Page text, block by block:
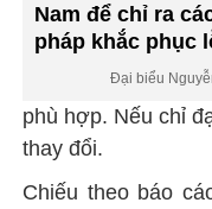
Nam để chỉ ra
pháp khắc phục
Đại biểu
phù hợp. Nếu chỉ
thay đổi.
Chiếu theo báo